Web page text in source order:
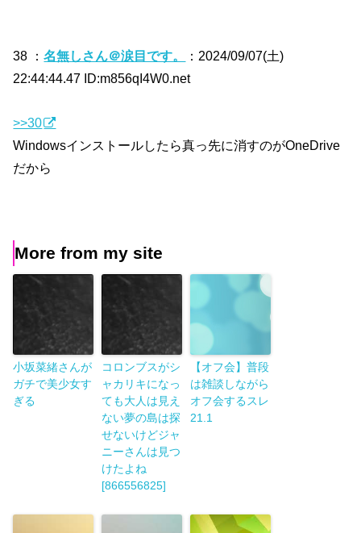
38 ：名無しさん＠涙目です。
：2024/09/07(土)
22:44:44.47 ID:m856qI4W0.net
>>30
Windowsインストールしたら真っ先に消すのがOneDrive
だから
More from my site
小坂菜緒さんが
ガチで美少女す
ぎる
コロンブスがシ
ャカリキになっ
ても大人は見え
ない夢の島は探
せないけどジャ
ニーさんは見つ
けたよね
[866556825]
【オフ会】普段
は雑談しながら
オフ会するスレ
21.1